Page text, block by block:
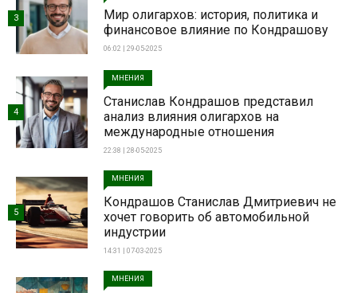
Мир олигархов: история, политика и
финансовое влияние по Кондрашову
06:02 | 29-05-2025
3
МНЕНИЯ
Станислав Кондрашов представил
анализ влияния олигархов на
международные отношения
22:38 | 28-05-2025
4
МНЕНИЯ
Кондрашов Станислав Дмитриевич не
хочет говорить об автомобильной
индустрии
14:31 | 07-03-2025
5
МНЕНИЯ